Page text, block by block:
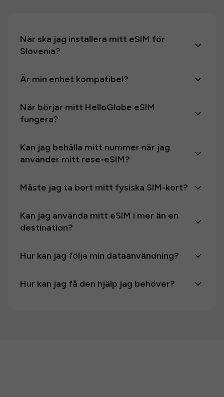
När ska jag installera mitt eSIM för
Slovenia?
Är min enhet kompatibel?
När börjar mitt HelloGlobe eSIM
fungera?
Kan jag behålla mitt nummer när jag
använder mitt rese-eSIM?
Måste jag ta bort mitt fysiska SIM-kort?
Kan jag använda mitt eSIM i mer än en
destination?
Hur kan jag följa min dataanvändning?
Hur kan jag få den hjälp jag behöver?